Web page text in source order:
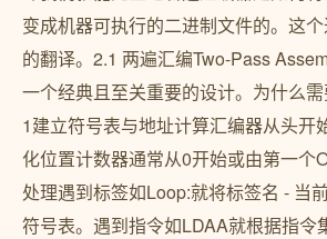
变成机器可执行的二进制文件的。这
的翻译。2.1 两遍汇编Two-Pass
一个经典且至关重要的设计。为什么
1建立符号表与地址计算汇编器从头开
化位置计数器通常从0开始或由第一个
处理遇到标签如Loop:就将标签名 - 当
符号表。遇到指令如LDAA就根据指令